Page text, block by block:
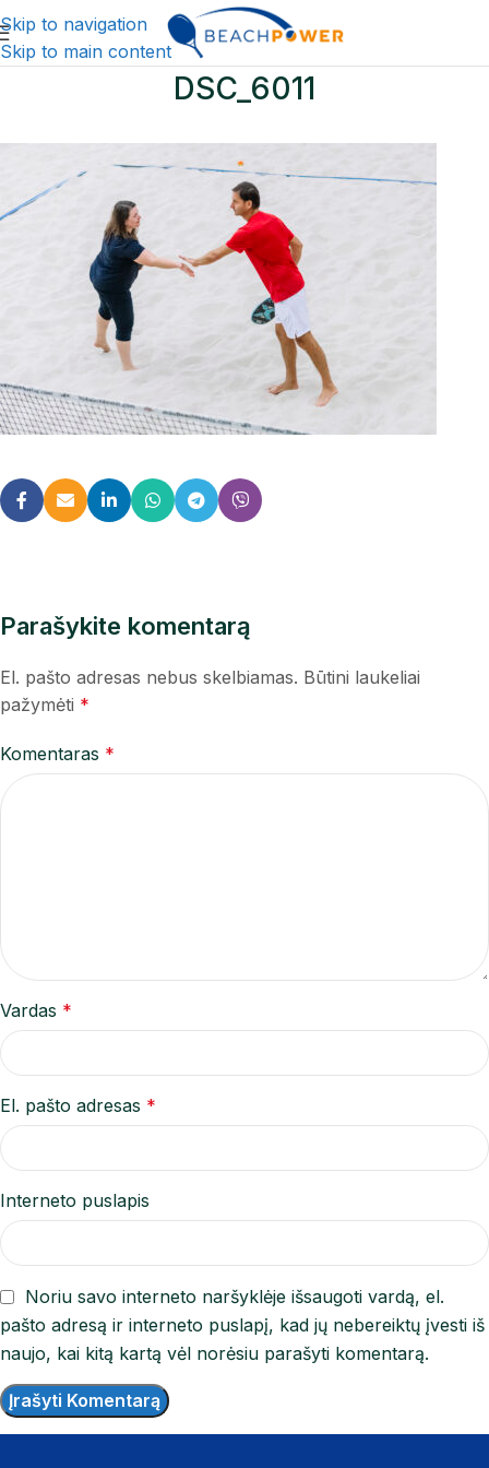
Skip to navigation
Skip to main content
DSC_6011
Parašykite komentarą
El. pašto adresas nebus skelbiamas. Būtini laukeliai
pažymėti *
Komentaras *
Vardas *
El. pašto adresas *
Interneto puslapis
Noriu savo interneto naršyklėje išsaugoti vardą, el.
pašto adresą ir interneto puslapį, kad jų nebereiktų įvesti iš
naujo, kai kitą kartą vėl norėsiu parašyti komentarą.